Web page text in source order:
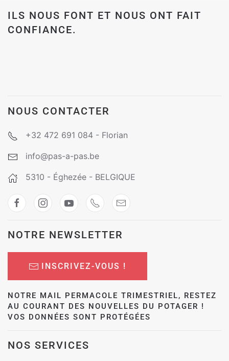
ILS NOUS FONT ET NOUS ONT FAIT
CONFIANCE.
NOUS CONTACTER
+32 472 691 084 - Florian
info@pas-a-pas.be
5310 - Éghezée - BELGIQUE
NOTRE NEWSLETTER
INSCRIVEZ-VOUS !
NOTRE MAIL PERMACOLE TRIMESTRIEL, RESTEZ
AU COURANT DES NOUVELLES DU POTAGER !
VOS DONNÉES SONT PROTÉGÉES
NOS SERVICES